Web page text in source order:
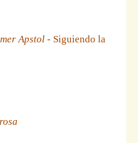
Apstol - Siguiendo la